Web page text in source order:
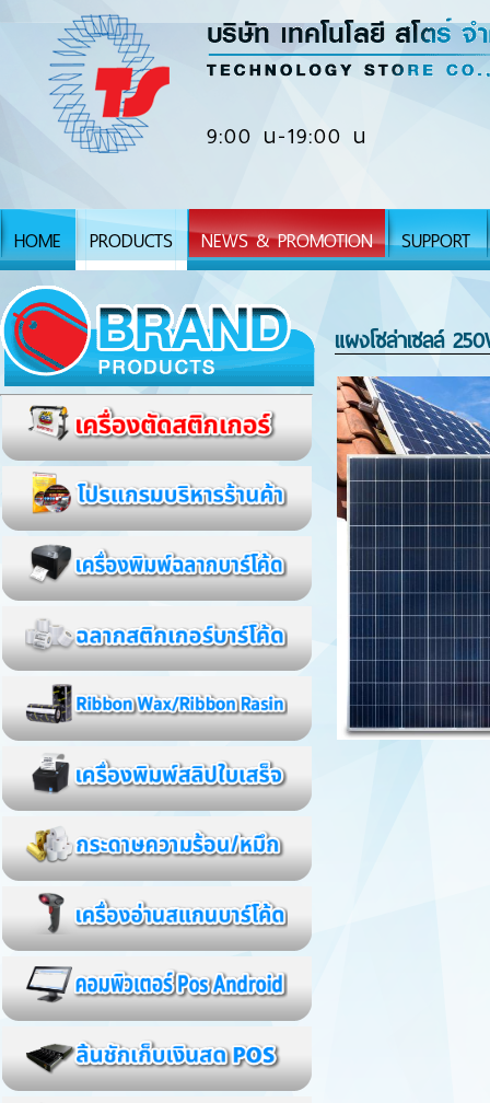
9:00 น-19:00 น
HOME PRODUCTS NEWS & PROMOTION SUPPORT
แผงโซล่าเซลล์